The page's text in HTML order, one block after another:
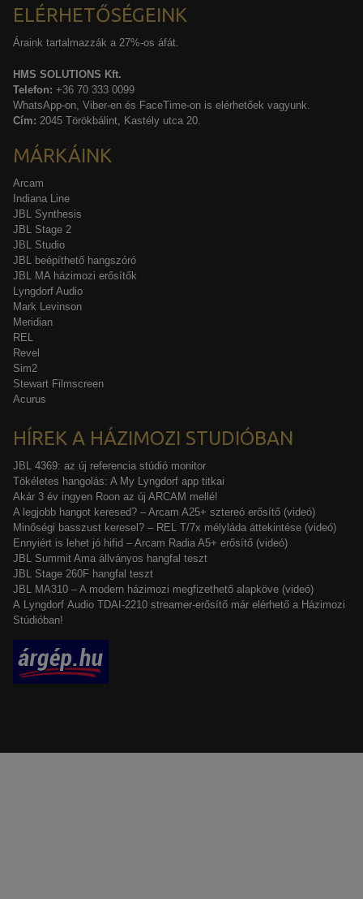
ELÉRHETŐSÉGEINK
Áraink tartalmazzák a 27%-os áfát.
HMS SOLUTIONS Kft.
Telefon: +36 70 333 0099
WhatsApp-on, Viber-en és FaceTime-on is elérhetőek vagyunk.
Cím: 2045 Törökbálint, Kastély utca 20.
MÁRKÁINK
Arcam
Indiana Line
JBL Synthesis
JBL Stage 2
JBL Studio
JBL beépíthető hangszóró
JBL MA házimozi erősítők
Lyngdorf Audio
Mark Levinson
Meridian
REL
Revel
Sim2
Stewart Filmscreen
Acurus
HÍREK A HÁZIMOZI STUDIÓBAN
JBL 4369: az új referencia stúdió monitor
Tökéletes hangolás: A My Lyngdorf app titkai
Akár 3 év ingyen Roon az új ARCAM mellé!
A legjobb hangot keresed? – Arcam A25+ sztereó erősítő (videó)
Minőségi basszust keresel? – REL T/7x mélyláda áttekintése (videó)
Ennyiért is lehet jó hifid – Arcam Radia A5+ erősítő (videó)
JBL Summit Ama állványos hangfal teszt
JBL Stage 260F hangfal teszt
JBL MA310 – A modern házimozi megfizethető alapköve (videó)
A Lyngdorf Audio TDAI-2210 streamer-erősítő már elérhető a Házimozi
Stúdióban!